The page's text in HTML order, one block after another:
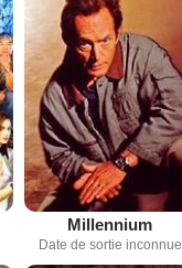
Millennium
Date de sortie inconnue